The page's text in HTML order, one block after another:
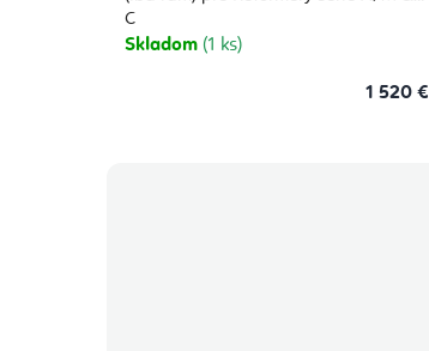
C
hviezdičiek.
Skladom (1 ks)
1 520 €